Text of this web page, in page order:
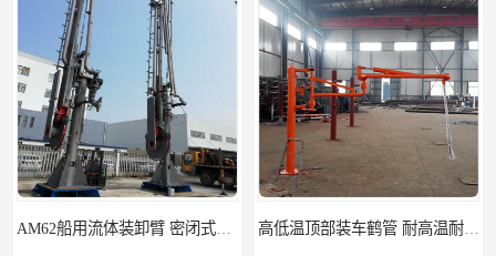
AM62船用流体装卸臂 密闭式装卸臂 多种型号可供选择 高低温顶部装车鹤管 耐高温耐高压耐腐蚀